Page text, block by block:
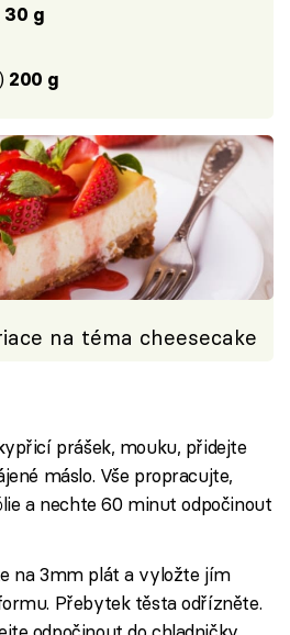
30 g
200 g
na téma cheesecake
prášek, mouku, přidejte
máslo. Vše propracujte,
a nechte 60 minut odpočinout
na 3mm plát a vyložte jím
Přebytek těsta odřízněte.